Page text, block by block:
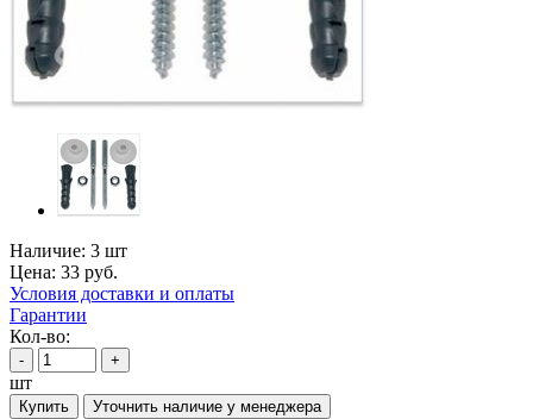
Наличие: 3 шт
Цена: 33 руб.
Условия доставки и оплаты
Гарантии
Кол-во:
- +
шт
Купить Уточнить наличие у менеджера